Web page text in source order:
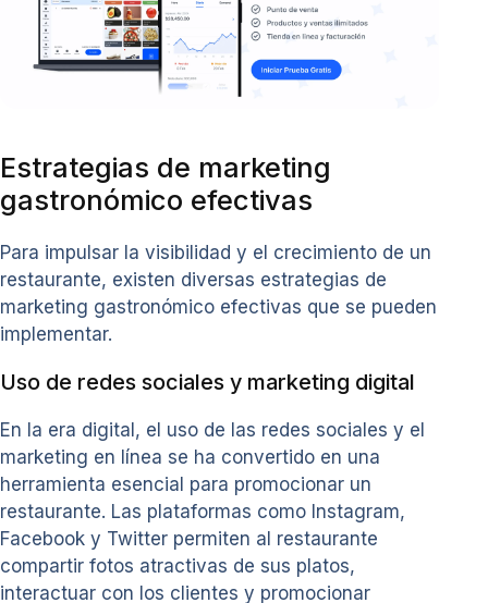
Estrategias de marketing
gastronómico efectivas
Para impulsar la visibilidad y el crecimiento de un
restaurante, existen diversas estrategias de
marketing gastronómico efectivas que se pueden
implementar.
Uso de redes sociales y marketing digital
En la era digital, el uso de las redes sociales y el
marketing en línea se ha convertido en una
herramienta esencial para promocionar un
restaurante. Las plataformas como Instagram,
Facebook y Twitter permiten al restaurante
compartir fotos atractivas de sus platos,
interactuar con los clientes y promocionar